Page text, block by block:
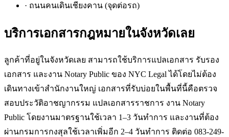
· ถนนคนเดินเชียงคาน (จุดต่อรถ)
บริการเอกสารกฎหมายในจังหวัดเลย
ลูกค้าที่อยู่ในจังหวัดเลย สามารถใช้บริการแปลเอกสาร รับรอง
เอกสาร และงาน Notary Public ของ NYC Legal ได้โดยไม่ต้อง
เดินทางเข้าสำนักงานใหญ่ เอกสารที่รับบ่อยในพื้นที่นี้คือตรวจ
สอบประวัติอาชญากรรม แปลเอกสารราชการ งาน Notary
Public โดยงานมาตรฐานใช้เวลา 1–3 วันทำการ และงานที่ต้อง
ผ่านกรมการกงสุลใช้เวลาเพิ่มอีก 2–4 วันทำการ ติดต่อ 083-249-